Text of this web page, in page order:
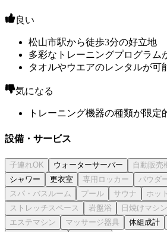
良い
松山市駅から徒歩3分の好立地
多彩なトレーニングプログラム
タオルやウエアのレンタルが可
気になる
トレーニング機器の種類が限定
設備・サービス
ウォーターサーバー
シャワー
更衣室
体組成計